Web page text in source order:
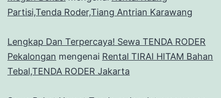
Partisi,Tenda Roder,Tiang Antrian Karawang
Lengkap Dan Terpercaya! Sewa TENDA RODER
Pekalongan mengenai Rental TIRAI HITAM Bahan
Tebal,TENDA RODER Jakarta